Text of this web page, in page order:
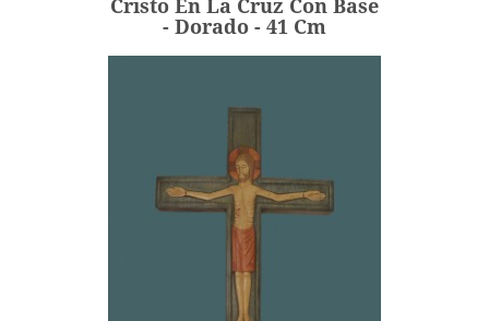
Cristo En La Cruz Con Base
- Dorado - 41 Cm
AÑADIR